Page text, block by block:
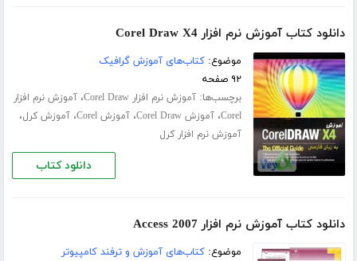
دانلود کتاب آموزش نرم افزار Corel Draw X4
موضوع:کتاب‌های آموزش گرافیک
۹۲ صفحه
برچسب‌ها:آموزش نرم افزار Corel Draw ،آموزش نرم افزار
Corel،آموزش Corel Draw ،آموزش Corel ،آموزش کرل،
آموزش نرم افزار کرل
دانلود کتاب
دانلود کتاب آموزش نرم افزار Access 2007
موضوع:کتاب‌های آموزش و ترفند کامپیوتر